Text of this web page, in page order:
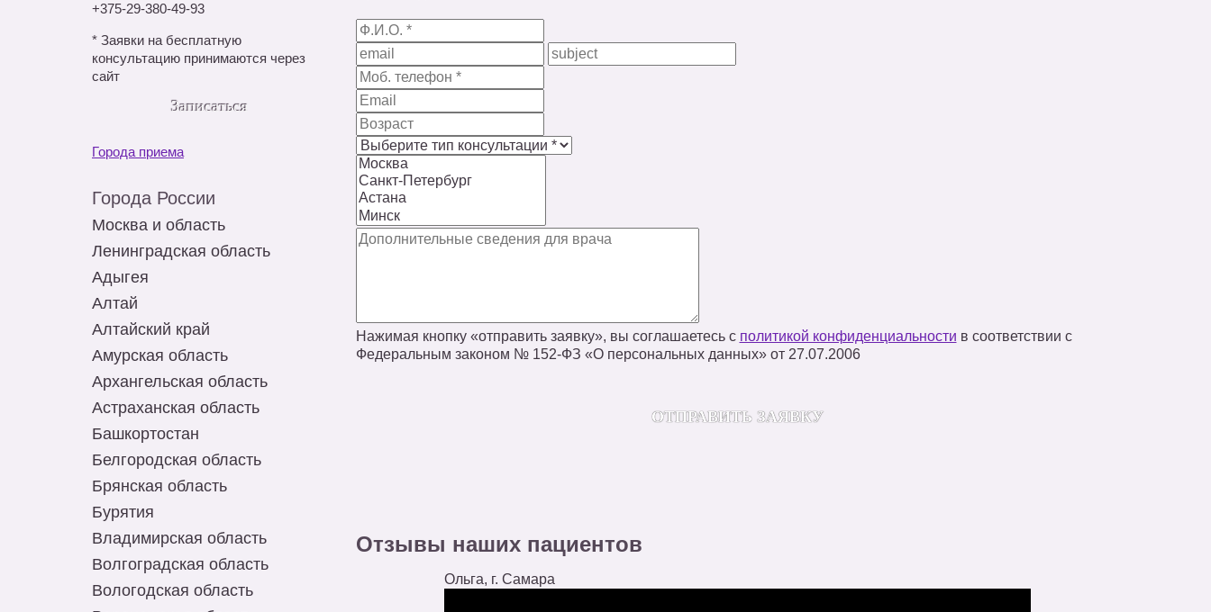
+375-29-380-49-93
* Заявки на бесплатную
консультацию принимаются через
сайт
Записаться
Города приема
Города России
Москва и область
Ленинградская область
Адыгея
Алтай
Алтайский край
Амурская область
Архангельская область
Астраханская область
Башкортостан
Белгородская область
Брянская область
Бурятия
Владимирская область
Волгоградская область
Вологодская область
Нажимая кнопку «отправить заявку», вы соглашаетесь с политикой конфиденциальности в соответствии с
Федеральным законом № 152‑ФЗ «О персональных данных» от 27.07.2006
Отзывы наших пациентов
Ольга, г. Самара